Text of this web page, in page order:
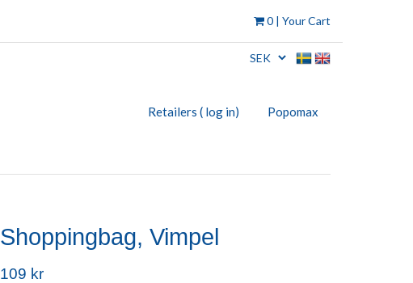
0 | Your Cart
Retailers ( log in) Popomax
Shoppingbag, Vimpel
109 kr